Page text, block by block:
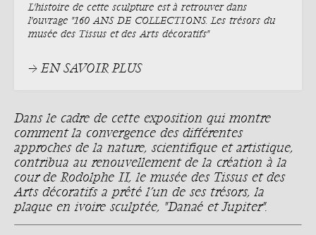
L'histoire de cette sculpture est à retrouver dans
l'ouvrage "160 ANS DE COLLECTIONS. Les trésors du
musée des Tissus et des Arts décoratifs"
→ EN SAVOIR PLUS
Dans le cadre de cette exposition qui montre
comment la convergence des différentes
approches de la nature, scientifique et artistique,
contribua au renouvellement de la création à la
cour de Rodolphe II, le musée des Tissus et des
Arts décoratifs a prêté l’un de ses trésors, la
plaque en ivoire sculptée, "Danaé et Jupiter".